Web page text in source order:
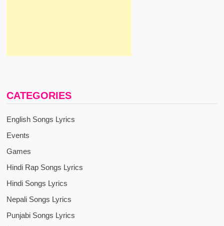
CATEGORIES
English Songs Lyrics
Events
Games
Hindi Rap Songs Lyrics
Hindi Songs Lyrics
Nepali Songs Lyrics
Punjabi Songs Lyrics